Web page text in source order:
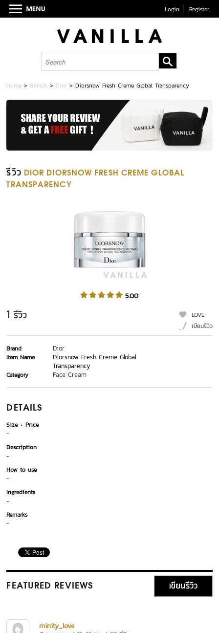
Login Register
Home > Brands > Dior >Diorsnow Fresh Creme Global Transparency
รีวิว DIOR DIORSNOW FRESH CREME GLOBAL
TRANSPARENCY
5.00
1 รีวิว
LOVE
เขียนรีวิว
Brand Dior
Item Name
Diorsnow Fresh Creme Global
Transparency
Category Face Cream
DETAILS
Size
Price
-
Description
-
How to use
-
Ingredients
-
Remarks
-
FEATURED REVIEWS เขียนรีวิว
minity_love